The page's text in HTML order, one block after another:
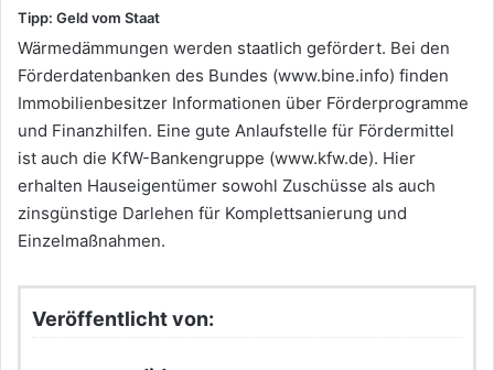
Tipp: Geld vom Staat
Wärmedämmungen werden staatlich gefördert. Bei den
Förderdatenbanken des Bundes (www.bine.info) finden
Immobilienbesitzer Informationen über Förderprogramme
und Finanzhilfen. Eine gute Anlaufstelle für Fördermittel
ist auch die KfW-Bankengruppe (www.kfw.de). Hier
erhalten Hauseigentümer sowohl Zuschüsse als auch
zinsgünstige Darlehen für Komplettsanierung und
Einzelmaßnahmen.
Veröffentlicht von: